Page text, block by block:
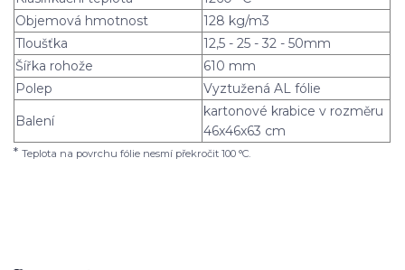
Objemová hmotnost
128 kg/m3
Tloušťka
12,5 - 25 - 32 - 50mm
Šířka rohože
610 mm
Polep
Vyztužená AL fólie
Balení
kartonové krabice v rozměru
46x46x63 cm
* Teplota na povrchu fólie nesmí překročit 100 °C.